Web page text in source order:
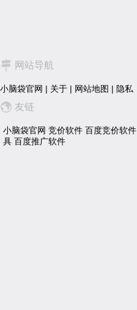
网站导航
小脑袋官网 | 关于 | 网站地图 | 隐私
友链
小脑袋官网 竞价软件 百度竞价软件
具 百度推广软件